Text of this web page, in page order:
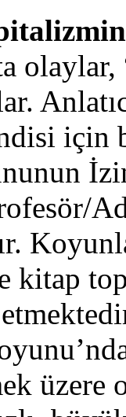
için
kitap
üzere